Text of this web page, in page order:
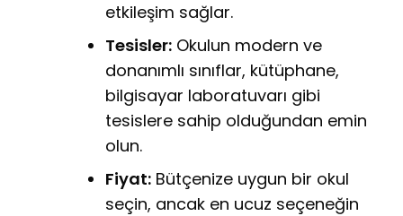
etkileşim sağlar.
Tesisler: Okulun modern ve
donanımlı sınıflar, kütüphane,
bilgisayar laboratuvarı gibi
tesislere sahip olduğundan emin
olun.
Fiyat: Bütçenize uygun bir okul
seçin, ancak en ucuz seçeneğin